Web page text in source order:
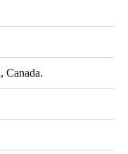
Canada.